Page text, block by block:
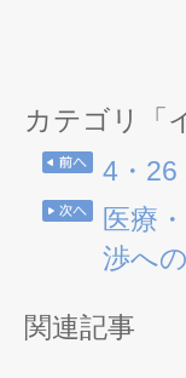
カテゴリ「
4・26
医療
渉へ
関連記事